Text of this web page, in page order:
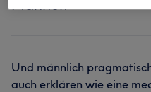
Und männlich
auch erklären wie eine